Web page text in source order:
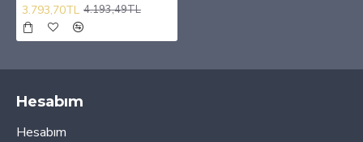
3.793,70TL 4.193,49TL
Hesabım
Hesabım